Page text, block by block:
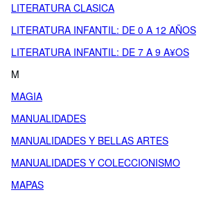
LITERATURA CLASICA
LITERATURA INFANTIL: DE 0 A 12 AÑOS
LITERATURA INFANTIL: DE 7 A 9 A¥OS
M
MAGIA
MANUALIDADES
MANUALIDADES Y BELLAS ARTES
MANUALIDADES Y COLECCIONISMO
MAPAS